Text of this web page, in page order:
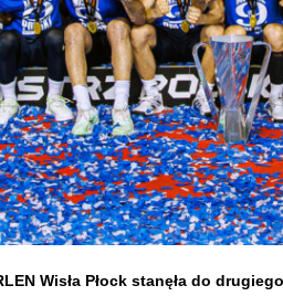
Wisła Płock stanęła do